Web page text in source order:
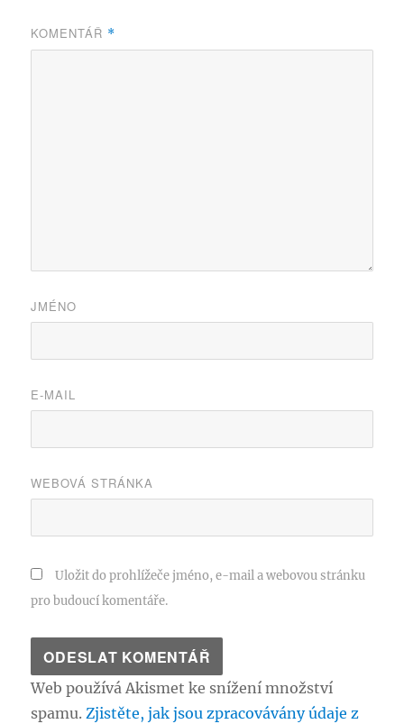
KOMENTÁŘ *
JMÉNO
E-MAIL
WEBOVÁ STRÁNKA
Uložit do prohlížeče jméno, e-mail a webovou stránku
pro budoucí komentáře.
Web používá Akismet ke snížení množství
spamu.Zjistěte, jak jsou zpracovávány údaje z